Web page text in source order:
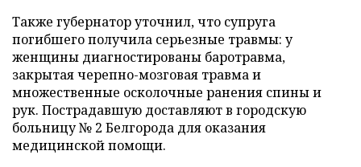
Также губернатор уточнил, что супруга
погибшего получила серьезные травмы: у
женщины диагностированы баротравма,
закрытая черепно-мозговая травма и
множественные осколочные ранения спины и
рук. Пострадавшую доставляют в городскую
больницу № 2 Белгорода для оказания
медицинской помощи.